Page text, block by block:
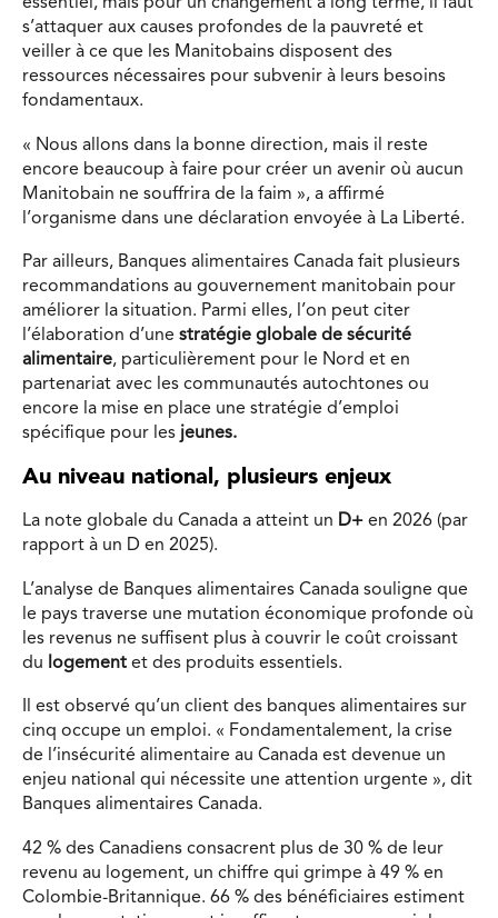
s’attaquer aux causes profondes de la pauvreté et
veiller à ce que les Manitobains disposent des
ressources nécessaires pour subvenir à leurs besoins
fondamentaux.
« Nous allons dans la bonne direction, mais il reste
encore beaucoup à faire pour créer un avenir où aucun
Manitobain ne souffrira de la faim », a affirmé
l’organisme dans une déclaration envoyée à La Liberté.
Par ailleurs, Banques alimentaires Canada fait plusieurs
recommandations au gouvernement manitobain pour
améliorer la situation. Parmi elles, l’on peut citer
l’élaboration d’une stratégie globale de sécurité
alimentaire, particulièrement pour le Nord et en
partenariat avec les communautés autochtones ou
encore la mise en place une stratégie d’emploi
spécifique pour les jeunes.
Au niveau national, plusieurs enjeux
La note globale du Canada a atteint un D+ en 2026 (par
rapport à un D en 2025).
L’analyse de Banques alimentaires Canada souligne que
le pays traverse une mutation économique profonde où
les revenus ne suffisent plus à couvrir le coût croissant
du logement et des produits essentiels.
Il est observé qu’un client des banques alimentaires sur
cinq occupe un emploi. « Fondamentalement, la crise
de l’insécurité alimentaire au Canada est devenue un
enjeu national qui nécessite une attention urgente », dit
Banques alimentaires Canada.
42 % des Canadiens consacrent plus de 30 % de leur
revenu au logement, un chiffre qui grimpe à 49 % en
Colombie-Britannique. 66 % des bénéficiaires estiment